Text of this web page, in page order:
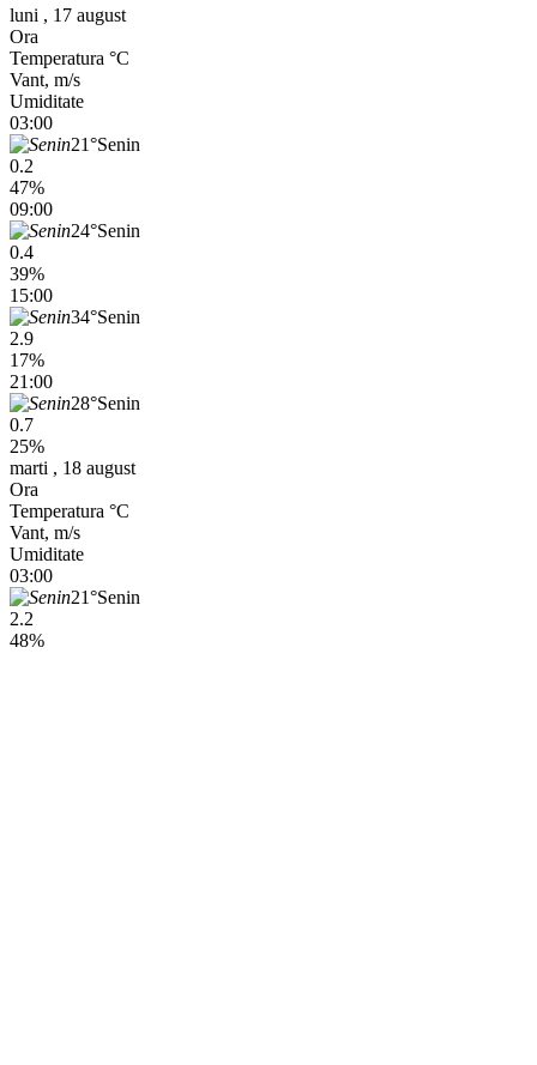
luni , 17 august
Ora
Temperatura °C
Vant, m/s
Umiditate
03:00
21°Senin
0.2
47%
09:00
24°Senin
0.4
39%
15:00
34°Senin
2.9
17%
21:00
28°Senin
0.7
25%
marti , 18 august
Ora
Temperatura °C
Vant, m/s
Umiditate
03:00
21°Senin
2.2
48%